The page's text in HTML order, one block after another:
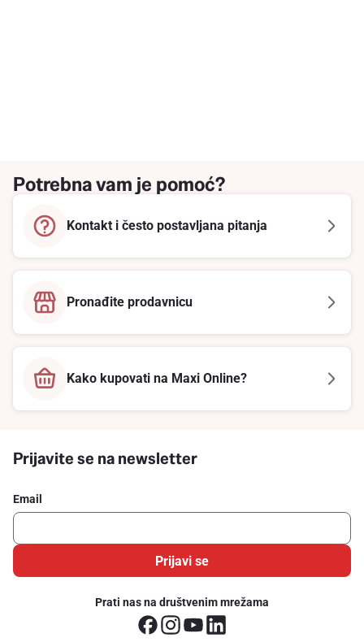
Potrebna vam je pomoć?
Kontakt i često postavljana pitanja
Pronađite prodavnicu
Kako kupovati na Maxi Online?
Prijavite se na newsletter
Email
Prijavi se
Prati nas na društvenim mrežama